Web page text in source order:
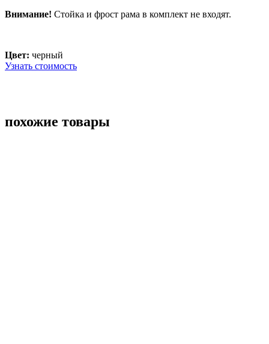
Внимание! Стойка и фрост рама в комплект не входят.
Цвет: черный
Узнать стоимость
похожие товары